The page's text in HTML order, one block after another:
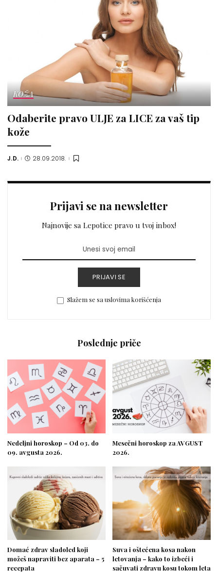
KOŽA
Odaberite pravo ULJE za LICE za vaš tip
kože
Posted
J.D. 28.09.2018.
Prijavi se na newsletter
Najnovije sa Lepotice pravo u tvoj inbox!
PRIJAVI SE
Slažem se sa uslovima korišćenja
Poslednje priče
Nedeljni horoskop – Od 03. do
09. avgusta 2026.
Mesečni horoskop za AVGUST
2026.
Domać zdrav sladoled koji
možeš napraviti bez aparata – 5
recepata
Suva i oštećena kosa nakon
letovanja – kako to izbeći i
sačuvati zdravu kosu tokom leta